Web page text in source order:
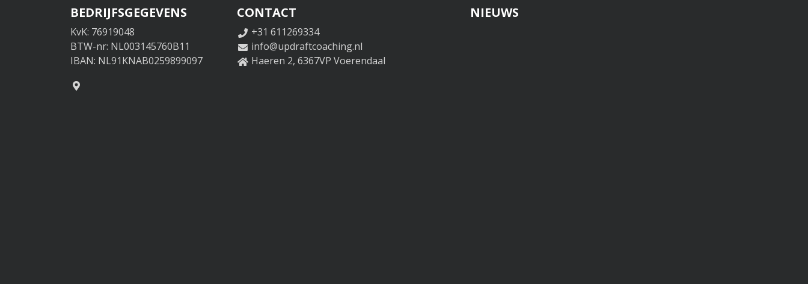
BEDRIJFSGEGEVENS
KvK: 76919048
BTW-nr: NL003145760B11
IBAN: NL91KNAB0259899097
CONTACT
+31 611269334
info@updraftcoaching.nl
Haeren 2, 6367VP Voerendaal
NIEUWS